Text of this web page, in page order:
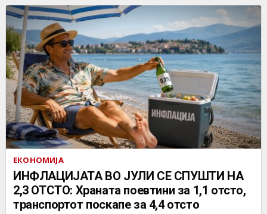
ЕКОНОМИЈА
ИНФЛАЦИЈАТА ВО ЈУЛИ СЕ СПУШТИ НА
2,3 ОТСТО: Храната поевтини за 1,1 отсто,
транспортот поскапе за 4,4 отсто